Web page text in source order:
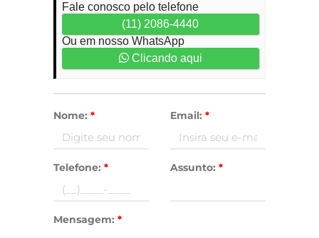
Fale conosco pelo telefone
(11) 2086-4440
Ou em nosso WhatsApp
Clicando aqui
Nome: * Email: *
Telefone: * Assunto: *
Mensagem: *